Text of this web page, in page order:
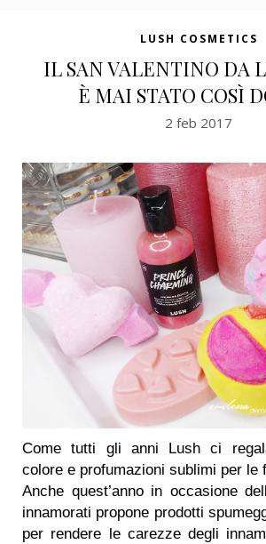
LUSH COSMETICS
IL SAN VALENTINO DA
È MAI STATO COSÌ
2 feb 2017
Come tutti gli anni Lush ci
colore e profumazioni sublimi per le
Anche quest’anno in occasione
innamorati propone prodotti
per rendere le carezze degli